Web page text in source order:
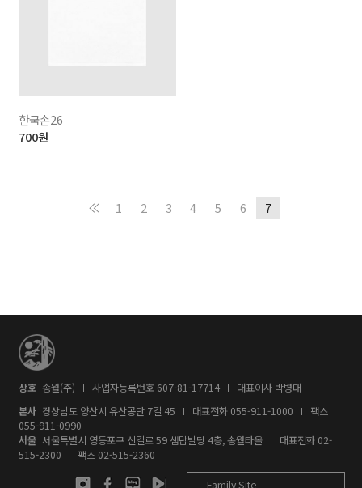
한국손26
700원
1 2 3 4 5 6 7
상호 송월(주) 사업자등록번호 607-81-17714
대표이사 박병대
본사 경상남도 양산시 유산공단 7길 45 대표전화 055-911-1000
팩스
055-911-0990
서울 서울특별시 영등포구 신길로 59 샘탑빌딩 4층, 송월타올 대표전화 02-
515-2300
팩스 02-515-2360
Family Site